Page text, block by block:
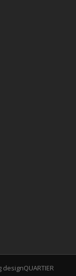
designQUARTIER